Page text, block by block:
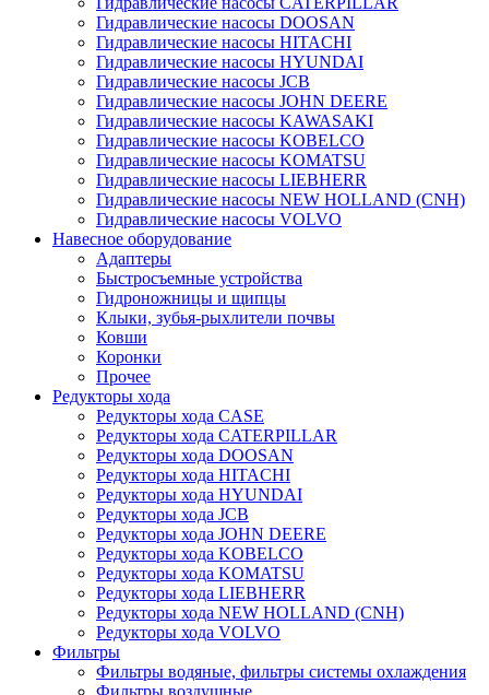
Гидравлические насосы DOOSAN
Гидравлические насосы HITACHI
Гидравлические насосы HYUNDAI
Гидравлические насосы JCB
Гидравлические насосы JOHN DEERE
Гидравлические насосы KAWASAKI
Гидравлические насосы KOBELCO
Гидравлические насосы KOMATSU
Гидравлические насосы LIEBHERR
Гидравлические насосы NEW HOLLAND (CNH)
Гидравлические насосы VOLVO
Навесное оборудование
Адаптеры
Быстросъемные устройства
Гидроножницы и щипцы
Клыки, зубья-рыхлители почвы
Ковши
Коронки
Прочее
Редукторы хода
Редукторы хода CASE
Редукторы хода CATERPILLAR
Редукторы хода DOOSAN
Редукторы хода HITACHI
Редукторы хода HYUNDAI
Редукторы хода JCB
Редукторы хода JOHN DEERE
Редукторы хода KOBELCO
Редукторы хода KOMATSU
Редукторы хода LIEBHERR
Редукторы хода NEW HOLLAND (CNH)
Редукторы хода VOLVO
Фильтры
Фильтры водяные, фильтры системы охлаждения
Фильтры воздушные